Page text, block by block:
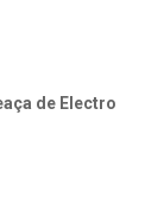
de Electro